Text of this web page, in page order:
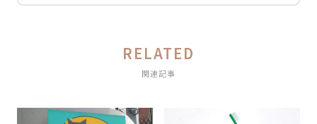
RELATED
関連記事